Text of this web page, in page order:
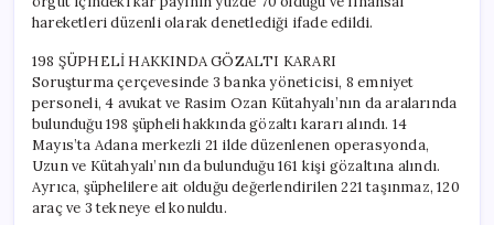
hareketleri düzenli olarak denetlediği ifade edildi.
198 ŞÜPHELİ HAKKINDA GÖZALTI KARARI
Soruşturma çerçevesinde 3 banka yöneticisi, 8 emniyet
personeli, 4 avukat ve Rasim Ozan Kütahyalı’nın da aralarında
bulunduğu 198 şüpheli hakkında gözaltı kararı alındı. 14
Mayıs’ta Adana merkezli 21 ilde düzenlenen operasyonda,
Uzun ve Kütahyalı’nın da bulunduğu 161 kişi gözaltına alındı.
Ayrıca, şüphelilere ait olduğu değerlendirilen 221 taşınmaz, 120
araç ve 3 tekneye el konuldu.